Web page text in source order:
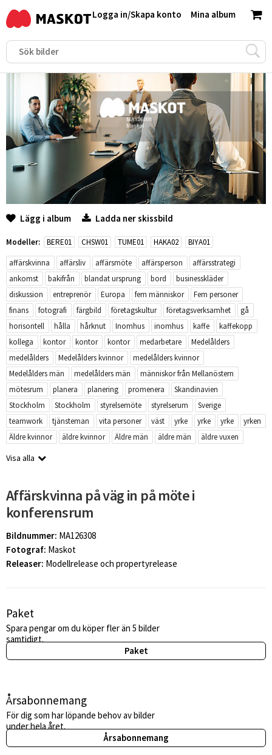
Mina album
Logga in/Skapa konto
Lägg i album Ladda ner skissbild
Modeller: BERE01 CHSW01 TUME01 HAKA02
BIYA01
affärskvinna
affärsliv affärsmöte affärsperson
affärsstrategi
ankomst
bakifrån blandat ursprung bord
businesskläder
diskussion
entreprenör Europa fem människor
Fem personer
finans
fotografi färgbild företagskultur företagsverksamhet
gå
horisontell
hålla hårknut Inomhus inomhus kaffe
kaffekopp
kollega
kontor kontor kontor medarbetare
Medelålders
medelålders
Medelålders kvinnor
medelålders kvinnor
Medelålders män
medelålders män
människor från Mellanöstern
mötesrum
planera planering promenera
Skandinavien
Stockholm
Stockholm styrelsemöte styrelserum
Sverige
teamwork
tjänsteman vita personer väst yrke yrke yrke
yrken
Äldre kvinnor
äldre kvinnor Äldre män äldre män äldre vuxen
Visa alla
Affärskvinna på väg in på möte i
konferensrum
Bildnummer: MA126308
Fotograf: Maskot
Releaser: Modellrelease och propertyrelease
Paket
Spara pengar om du köper fler än 5 bilder
samtidigt.
Paket
Årsabonnemang
För dig som har löpande behov av bilder
under hela året.
Årsabonnemang